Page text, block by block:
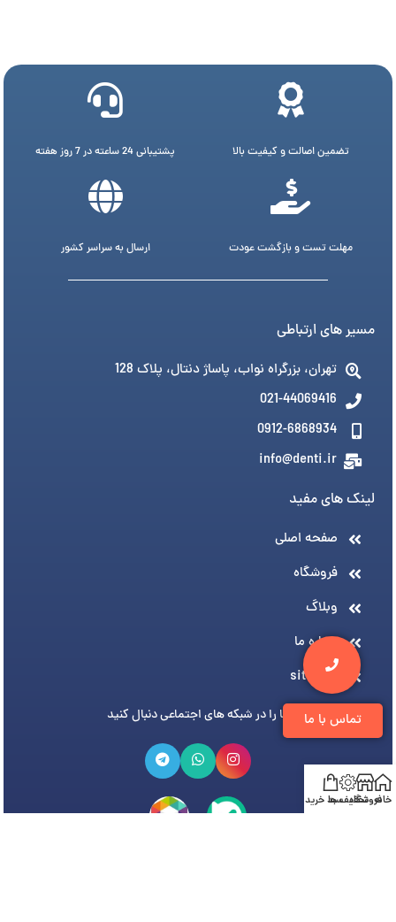
تماس با ما
تضمین اصالت و کیفیت بالا پشتیبانی 24 ساعته در 7 روز هفته
مهلت تست و بازگشت عودت ارسال به سراسر کشور
مسیر های ارتباطی
تهران، بزرگراه نواب، پاساژ دنتال، پلاک 128
021-44069416
0912-6868934
info@denti.ir
لینک های مفید
صفحه اصلی
فروشگاه
وبلاگ
درباره ما
sitemap
ما را در شبکه های اجتماعی دنبال کنید
خانهفروشگاه
تخفیف هاسبد خرید